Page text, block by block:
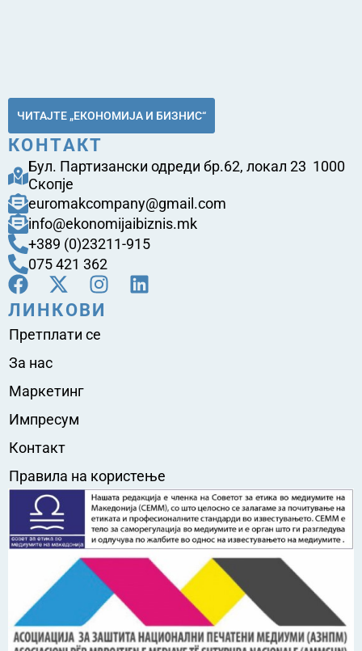
ЧИТАЈТЕ „ЕКОНОМИЈА И БИЗНИС“
КОНТАКТ
Бул. Партизански одреди бр.62, локал 23 1000
Скопје
euromakcompany@gmail.com
info@ekonomijaibiznis.mk
+389 (0)23211-915
075 421 362
ЛИНКОВИ
Претплати се
За нас
Маркетинг
Импресум
Контакт
Правила на користење